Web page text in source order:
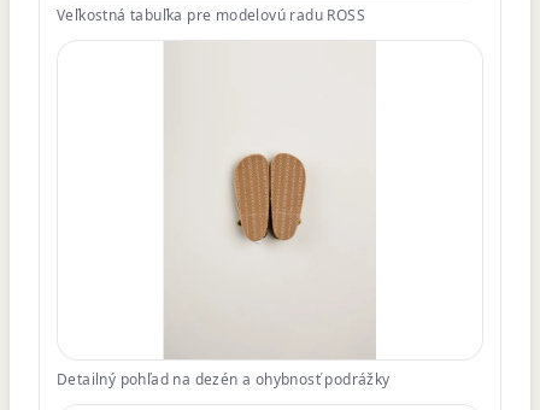
Veľkostná tabuľka pre modelovú radu ROSS
Detailný pohľad na dezén a ohybnosť podrážky